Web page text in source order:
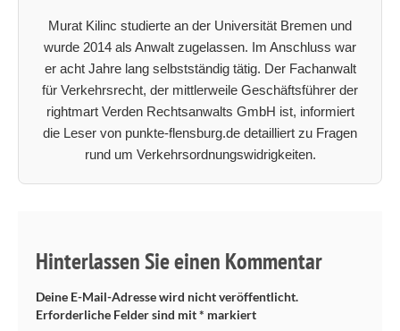
Murat Kilinc studierte an der Universität Bremen und
wurde 2014 als Anwalt zugelassen. Im Anschluss war
er acht Jahre lang selbstständig tätig. Der Fachanwalt
für Verkehrsrecht, der mittlerweile Geschäftsführer der
rightmart Verden Rechtsanwalts GmbH ist, informiert
die Leser von punkte-flensburg.de detailliert zu Fragen
rund um Verkehrsordnungswidrigkeiten.
Hinterlassen Sie einen Kommentar
Deine E-Mail-Adresse wird nicht veröffentlicht.
Erforderliche Felder sind mit* markiert